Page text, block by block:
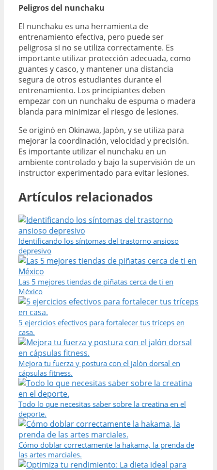
Peligros del nunchaku
El nunchaku es una herramienta de
entrenamiento efectiva, pero puede ser
peligrosa si no se utiliza correctamente. Es
importante utilizar protección adecuada, como
guantes y casco, y mantener una distancia
segura de otros estudiantes durante el
entrenamiento. Los principiantes deben
empezar con un nunchaku de espuma o madera
blanda para minimizar el riesgo de lesiones.
Se originó en Okinawa, Japón, y se utiliza para
mejorar la coordinación, velocidad y precisión.
Es importante utilizar el nunchaku en un
ambiente controlado y bajo la supervisión de un
instructor experimentado para evitar lesiones.
Artículos relacionados
Identificando los síntomas del trastorno ansioso
depresivo
Las 5 mejores tiendas de piñatas cerca de ti en
México
5 ejercicios efectivos para fortalecer tus tríceps en
casa.
Mejora tu fuerza y postura con el jalón dorsal en
cápsulas fitness.
Todo lo que necesitas saber sobre la creatina en el
deporte.
Cómo doblar correctamente la hakama, la prenda de
las artes marciales.